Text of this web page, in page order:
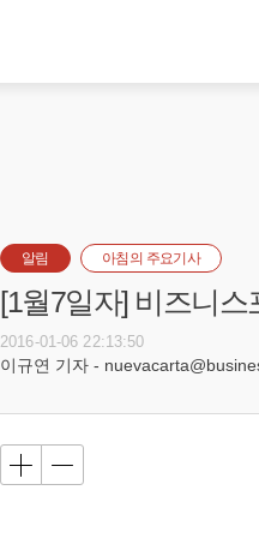
알림 아침의 주요기사
[1월7일자] 비즈니
2016-01-06 22:13:50
이규연 기자 -